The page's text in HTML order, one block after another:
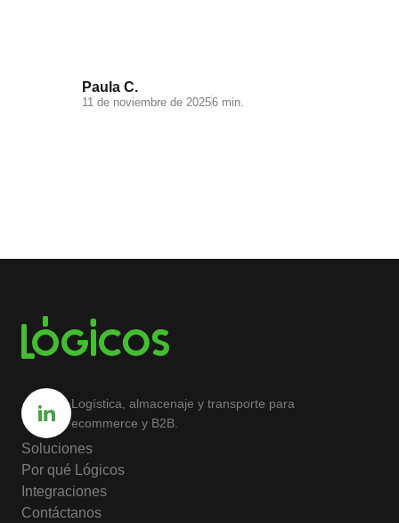
Paula C.
11 de noviembre de 20256 min.
Logística, almacenaje y transporte para
ecommerce y B2B.
Soluciones
Por qué Lógicos
Integraciones
Contáctanos